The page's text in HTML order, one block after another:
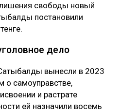
свободы новый
постановили
дело
вынесли в 2023
о самоуправстве,
и растрате
ей назначили восемь